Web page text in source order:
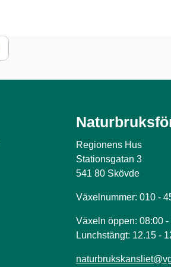
Regionens Hus
Stationsgatan 3
541 80 Skövde
Växelnummer: 010 -
Växeln öppen: 08:00 -
Lunchstängt: 12.15 -